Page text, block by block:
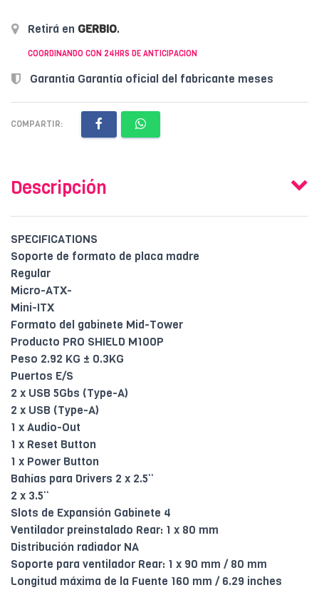
Retirá en GERBIO.
COORDINANDO CON 24HRS DE ANTICIPACION
Garantía Garantía oficial del fabricante meses
COMPARTIR:
Descripción
SPECIFICATIONS
Soporte de formato de placa madre
Regular
Micro-ATX-
Mini-ITX
Formato del gabinete Mid-Tower
Producto PRO SHIELD M100P
Peso 2.92 KG ± 0.3KG
Puertos E/S
2 x USB 5Gbs (Type-A)
2 x USB (Type-A)
1 x Audio-Out
1 x Reset Button
1 x Power Button
Bahías para Drivers 2 x 2.5“
2 x 3.5“
Slots de Expansión Gabinete 4
Ventilador preinstalado Rear: 1 x 80 mm
Distribución radiador NA
Soporte para ventilador Rear: 1 x 90 mm / 80 mm
Longitud máxima de la Fuente 160 mm / 6.29 inches